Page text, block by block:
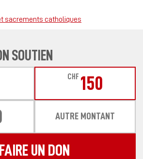
sacrements catholiques
SOUTIEN
CHF 150
AUTRE MONTANT
FAIRE UN DON